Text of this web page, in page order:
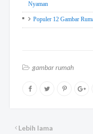
Nyaman
Populer 12 Gambar
gambar rumah
Lebih lama